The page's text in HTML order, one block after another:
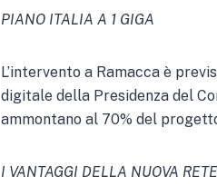
PIANO ITALIA A 1 GIGA
L’intervento a Ramacca è
digitale della Presidenza del
ammontano al 70% del
I VANTAGGI DELLA NUOVA